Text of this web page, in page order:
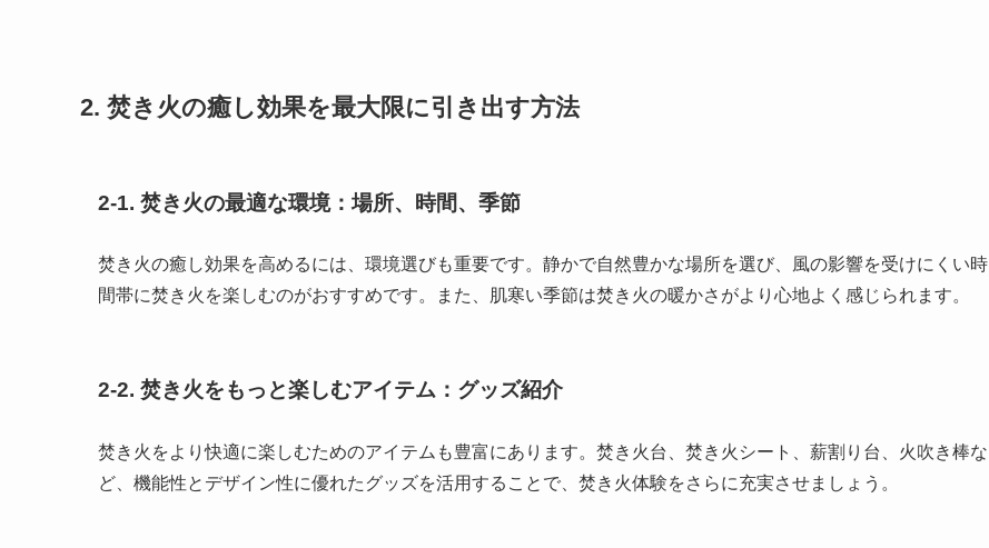
2. 焚き火の癒し効果を最大限に引き出す方法
2-1. 焚き火の最適な環境：場所、時間、季節
焚き火の癒し効果を高めるには、環境選びも重要です。静かで自然豊かな場所を選び、風の影響を受けにくい時
間帯に焚き火を楽しむのがおすすめです。また、肌寒い季節は焚き火の暖かさがより心地よく感じられます。
2-2. 焚き火をもっと楽しむアイテム：グッズ紹介
焚き火をより快適に楽しむためのアイテムも豊富にあります。焚き火台、焚き火シート、薪割り台、火吹き棒な
ど、機能性とデザイン性に優れたグッズを活用することで、焚き火体験をさらに充実させましょう。